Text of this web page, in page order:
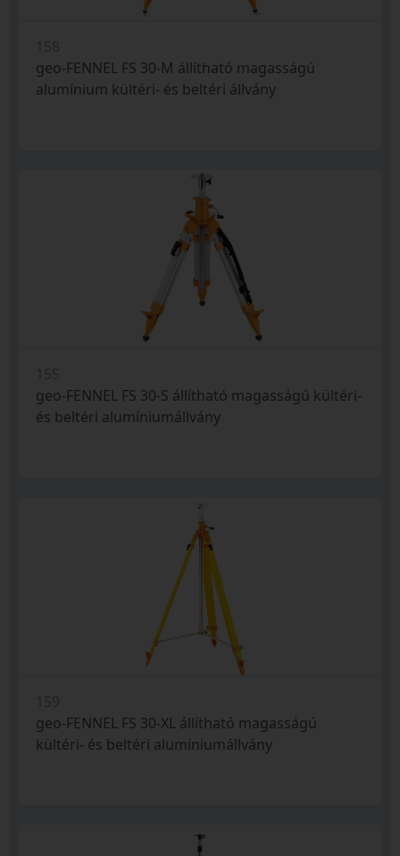
geo-FENNEL FS 30-M állítható magasságú
alumínium kültéri- és beltéri állvány
geo-FENNEL FS 30-S állítható magasságú kültéri-
és beltéri alumíniumállvány
geo-FENNEL FS 30-XL állítható magasságú
kültéri- és beltéri alumíniumállvány